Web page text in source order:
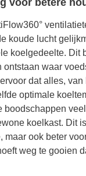
voor betere
koude lucht
koelgedeelte. Dit
ontstaan waar
dat alles, van
optimale
boodschappen
koelkast. Dit
maar ook beter
weg te gooien